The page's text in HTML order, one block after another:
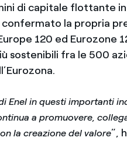
di capitale flottante in
confermato la propria
120 ed
sostenibili fra le 500
Enel in questi importanti
a promuovere,
la creazione del valore”,